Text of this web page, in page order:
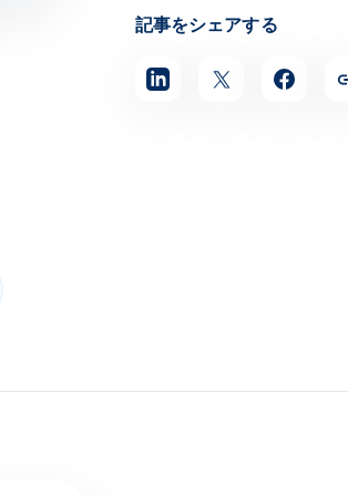
記事をシェアする